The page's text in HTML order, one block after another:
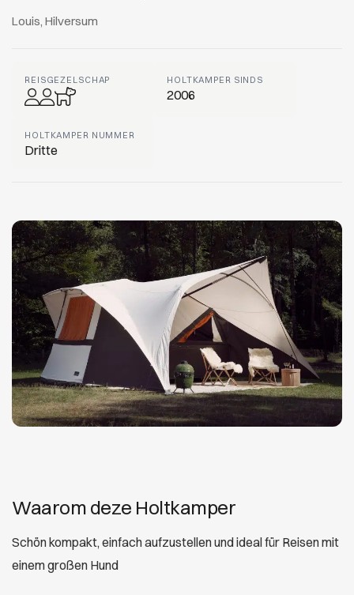
Louis, Hilversum
REISGEZELSCHAP HOLTKAMPER SINDS
2006
HOLTKAMPER NUMMER
Dritte
Waarom deze Holtkamper
Schön kompakt, einfach aufzustellen und ideal für Reisen mit
einem großen Hund